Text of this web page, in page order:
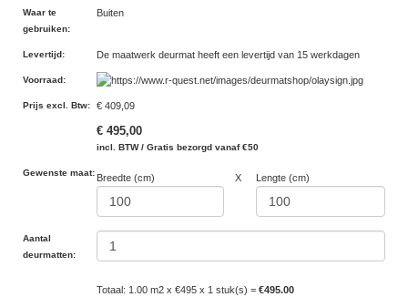
Waar te
gebruiken:
Buiten
Levertijd : De maatwerk deurmat heeft een levertijd van 15 werkdagen
Voorraad :
Prijs excl. Btw: € 409,09
€ 495,00
incl. BTW / Gratis bezorgd vanaf €50
Gewenste maat: Breedte (cm) X Lengte (cm)
Aantal
deurmatten:
Totaal: 1.00 m2 x €495 x 1 stuk(s) = €495.00